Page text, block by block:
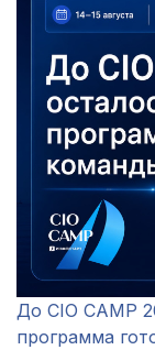
До CIO CAMP
программа